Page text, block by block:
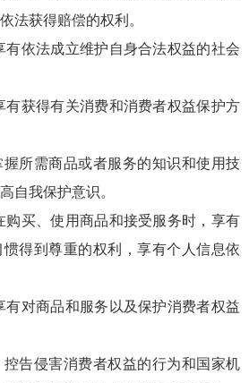
法获得赔偿的权利。
依法成立维护自身合法权益的社会
获得有关消费和消费者权益保护方
需商品或者服务的知识和使用技
自我保护意识。
买、使用商品和接受服务时，享有
惯得到尊重的权利，享有个人信息依
对商品和服务以及保护消费者权益
侵害消费者权益的行为和国家机